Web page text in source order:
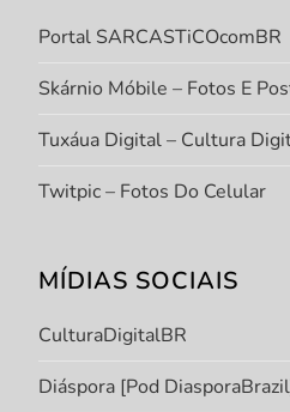
Portal SARCASTiCOcomBR
Skárnio Móbile – Fotos E
Tuxáua Digital – Cultura
Twitpic – Fotos Do Celular
MÍDIAS SOCIAIS
CulturaDigitalBR
Diáspora [Pod